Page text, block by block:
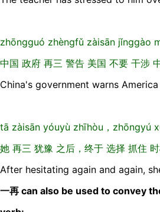
zhōnɡɡuó zhènɡfǔ zàisān jǐnɡɡào
中国 政府 再三 警告 美国 不要 干涉
China's government warns
tā zàisān yóuyù zhīhòu，zhōnɡyú
她 再三 犹豫 之后，终于 选择 抓住 时
After hesitating again and again,
一再 can also be used to convey